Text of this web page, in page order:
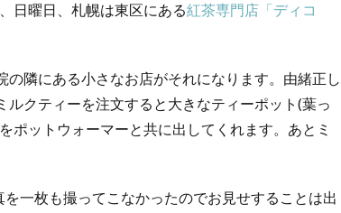
日曜日、札幌は東区にある紅茶専門店「ディコ
隣にある小さなお店がそれになります。由緒正し
クティーを注文すると大きなティーポット(葉っ
ポットウォーマーと共に出してくれます。あとミ
一枚も撮ってこなかったのでお見せすることは出